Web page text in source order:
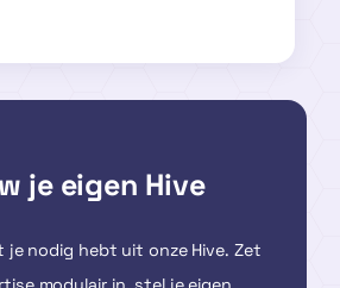
je eigen Hive
je nodig hebt uit onze Hive. Zet